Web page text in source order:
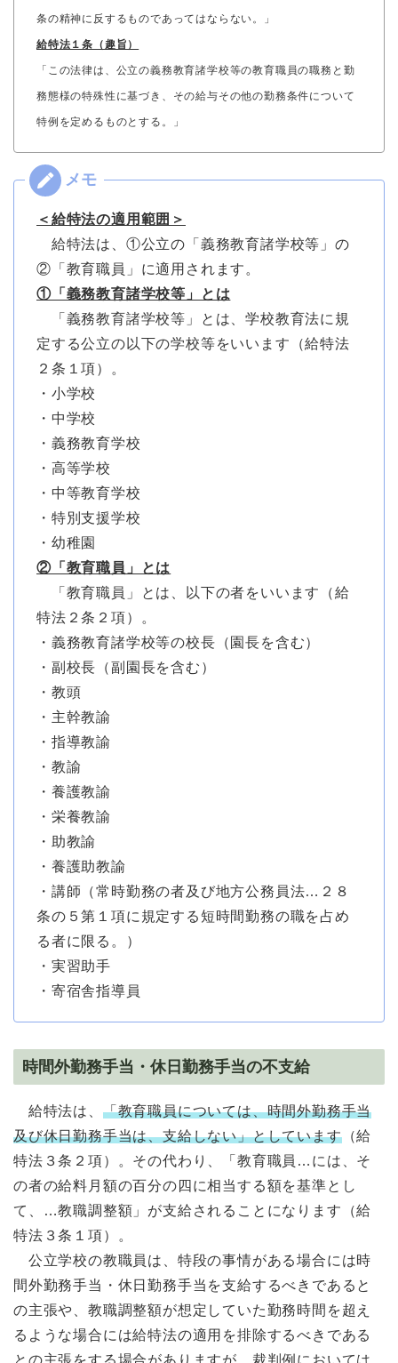
条の精神に反するものであってはならない。」
給特法１条（趣旨）
「この法律は、公立の義務教育諸学校等の教育職員の職務と勤
務態様の特殊性に基づき、その給与その他の勤務条件について
特例を定めるものとする。」
＜給特法の適用範囲＞
給特法は、①公立の「義務教育諸学校等」の
②「教育職員」に適用されます。
①「義務教育諸学校等」とは
「義務教育諸学校等」とは、学校教育法に規
定する公立の以下の学校等をいいます（給特法
２条１項）。
・小学校
・中学校
・義務教育学校
・高等学校
・中等教育学校
・特別支援学校
・幼稚園
②「教育職員」とは
「教育職員」とは、以下の者をいいます（給
特法２条２項）。
・義務教育諸学校等の校長（園長を含む）
・副校長（副園長を含む）
・教頭
・主幹教諭
・指導教諭
・教諭
・養護教諭
・栄養教諭
・助教諭
・養護助教諭
・講師（常時勤務の者及び地方公務員法…２８
条の５第１項に規定する短時間勤務の職を占め
る者に限る。）
・実習助手
・寄宿舎指導員
時間外勤務手当・休日勤務手当の不支給
給特法は、 「教育職員については、時間外勤務手当
及び休日勤務手当は、支給しない」としています（給
特法３条２項）。その代わり、「教育職員…には、そ
の者の給料月額の百分の四に相当する額を基準とし
て、…教職調整額」が支給されることになります（給
特法３条１項）。
公立学校の教職員は、特段の事情がある場合には時
間外勤務手当・休日勤務手当を支給するべきであると
の主張や、教職調整額が想定していた勤務時間を超え
るような場合には給特法の適用を排除するべきである
との主張をする場合がありますが、裁判例においては